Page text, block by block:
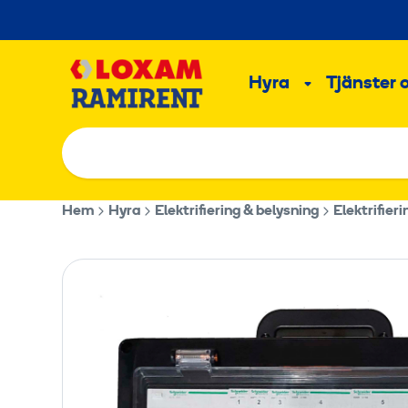
till
Hyra Undermeny
Tjänster
Hem Hyra Elektrifiering & belysning